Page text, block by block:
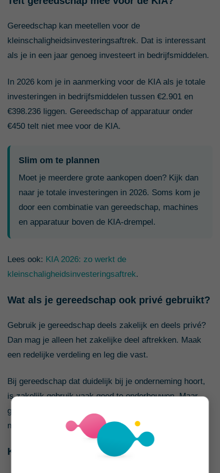
Gereedschap kan meetellen voor de
kleinschaligheidsinvesteringsaftrek. Dat is interessant
als je in een jaar genoeg investeert in bedrijfsmiddelen.
In 2026 kom je in aanmerking voor de KIA als je totale
investeringen in bedrijfsmiddelen tussen €2.901 en
€398.236 liggen. Gereedschap of apparatuur onder
€450 telt niet mee voor de KIA.
Slim om te plannen
Moet je meerdere grote aankopen doen? Kijk dan
naar je totale investeringen in 2026. Soms kom je
door een combinatie van gereedschap, machines
en apparatuur boven de KIA-drempel.
Lees ook: KIA 2026: zo werkt de
kleinschaligheidsinvesteringsaftrek.
Wat als je gereedschap ook privé gebruikt?
Gebruik je gereedschap deels zakelijk en deels privé?
Dan mag je alleen het zakelijke deel aftrekken. Maak
een redelijke verdeling en leg die vast.
Bij gereedschap dat duidelijk bij je onderneming hoort,
is zakelijk gebruik vaak goed te onderbouwen. Maar
gebruik je hetzelfde gereedschap ook veel thuis, dan
moet je daar rekening mee houden.
Kun je btw terugvragen?